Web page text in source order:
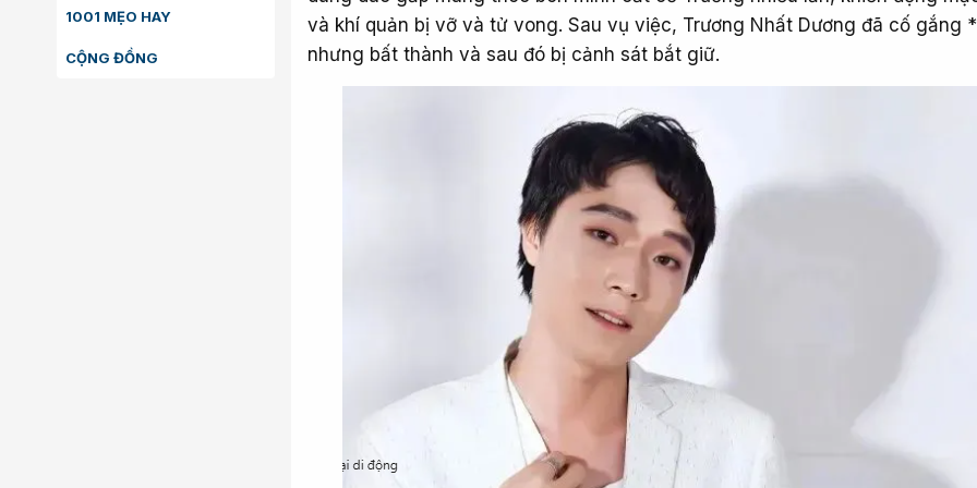
1001 MẸO HAY
CỘNG ĐỒNG
và khí quản bị vỡ và tử vong. Sau vụ việc, Trương Nhất Dương đã cố gắng
nhưng bất thành và sau đó bị cảnh sát bắt giữ.